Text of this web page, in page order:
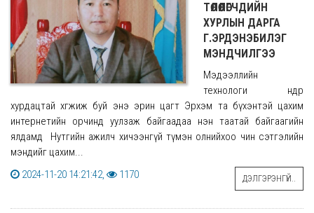
ТӨЛӨӨЛӨГЧДИЙН
ХУРЛЫН ДАРГА
Г.ЭРДЭНЭБИЛЭГ
МЭНДЧИЛГЭЭ
Мэдээллийн
технологи өндөр
хурдацтай хөгжиж буй энэ эрин цагт Эрхэм та бүхэнтэй цахим
интернетийн орчинд уулзаж байгаадаа нэн таатай байгаагийн
ялдамд Нутгийн ажилч хичээнгүй түмэн олнийхоо чин сэтгэлийн
мэндийг цахим...
2024-11-20 14:21:42,
1170 ДЭЛГЭРЭНГҮЙ..